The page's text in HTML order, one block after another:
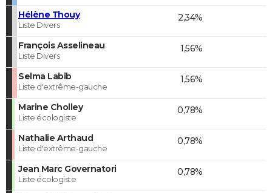
Hélène Thouy
Liste Divers
2,34%
François Asselineau
Liste Divers
1,56%
Selma Labib
Liste d'extrême-gauche
1,56%
Marine Cholley
Liste écologiste
0,78%
Nathalie Arthaud
Liste d'extrême-gauche
0,78%
Jean Marc Governatori
Liste écologiste
0,78%